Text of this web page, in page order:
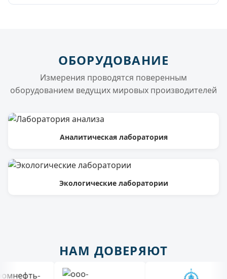
ОБОРУДОВАНИЕ
Измерения проводятся поверенным
оборудованием ведущих мировых производителей
Аналитическая лаборатория
Экологические лаборатории
НАМ ДОВЕРЯЮТ